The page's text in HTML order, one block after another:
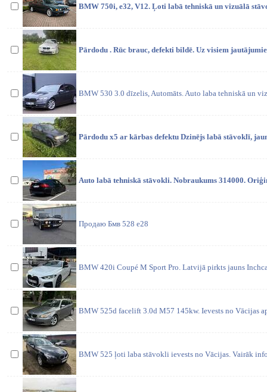
BMW 750i, e32, V12. Ļoti labā tehniskā un vizuālā
Pārdodu . Rūc brauc, defekti bildē. Uz visiem
BMW 530 3.0 dīzelis, Automāts. Auto laba tehniskā un
Pārdodu x5 ar kārbas defektu Dzinējs labā stāvoklī,
Auto labā tehniskā stāvokli. Nobraukums 314000.
Продаю Бмв 528 е28
BMW 420i Coupé M Sport Pro. Latvijā pirkts jauns
BMW 525d facelift 3.0d M57 145kw. Ievests no Vācijas
BMW 525 ļoti laba stāvokli ievests no Vācijas. Vairāk